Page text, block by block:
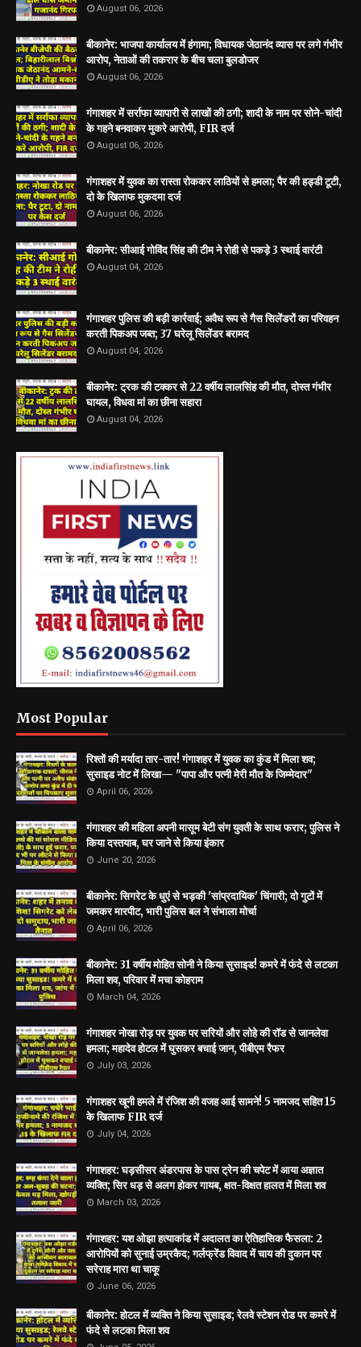
August 06, 2026
बीकानेर: भाजपा कार्यालय में हंगामा; विधायक जेठानंद व्यास पर लगे गंभीर
आरोप, नेताओं की तकरार के बीच चला बुलडोजर
August 06, 2026
गंगाशहर में सर्राफा व्यापारी से लाखों की ठगी; शादी के नाम पर सोने-चांदी
के गहने बनवाकर मुकरे आरोपी, FIR दर्ज
August 06, 2026
गंगाशहर में युवक का रास्ता रोककर लाठियों से हमला; पैर की हड्डी टूटी,
दो के खिलाफ मुकदमा दर्ज
August 06, 2026
बीकानेर: सीआई गोविंद सिंह की टीम ने रोही से पकड़े 3 स्थाई वारंटी
August 04, 2026
गंगाशहर पुलिस की बड़ी कार्रवाई; अवैध रूप से गैस सिलेंडरों का परिवहन
करती पिकअप जब्त; 37 घरेलू सिलेंडर बरामद
August 04, 2026
बीकानेर: ट्रक की टक्कर से 22 वर्षीय लालसिंह की मौत, दोस्त गंभीर
घायल, विधवा मां का छीना सहारा
August 04, 2026
Most Popular
रिश्तों की मर्यादा तार-तार! गंगाशहर में युवक का कुंड में मिला शव;
सुसाइड नोट में लिखा— "पापा और पत्नी मेरी मौत के जिम्मेदार"
April 06, 2026
गंगाशहर की महिला अपनी मासूम बेटी संग युवती के साथ फरार; पुलिस ने
किया दस्तयाब, घर जाने से किया इंकार
June 20, 2026
बीकानेर: सिगरेट के धुएं से भड़की 'सांप्रदायिक' चिंगारी; दो गुटों में
जमकर मारपीट, भारी पुलिस बल ने संभाला मोर्चा
April 06, 2026
बीकानेर: 31 वर्षीय मोहित सोनी ने किया सुसाइड! कमरे में फंदे से लटका
मिला शव, परिवार में मचा कोहराम
March 04, 2026
गंगाशहर नोखा रोड़ पर युवक पर सरियों और लोहे की रॉड से जानलेवा
हमला; महादेव होटल में घुसकर बचाई जान, पीबीएम रैफर
July 03, 2026
गंगाशहर खूनी हमले में रंजिश की वजह आई सामने! 5 नामजद सहित 15
के खिलाफ FIR दर्ज
July 04, 2026
गंगाशहर: घड़सीसर अंडरपास के पास ट्रेन की चपेट में आया अज्ञात
व्यक्ति; सिर धड़ से अलग होकर गायब, क्षत-विक्षत हालत में मिला शव
March 03, 2026
गंगाशहर: यश ओझा हत्याकांड में अदालत का ऐतिहासिक फैसला: 2
आरोपियों को सुनाई उम्रकैद; गर्लफ्रेंड विवाद में चाय की दुकान पर
सरेराह मारा था चाकू
June 06, 2026
बीकानेर: होटल में व्यक्ति ने किया सुसाइड; रेलवे स्टेशन रोड पर कमरे में
फंदे से लटका मिला शव